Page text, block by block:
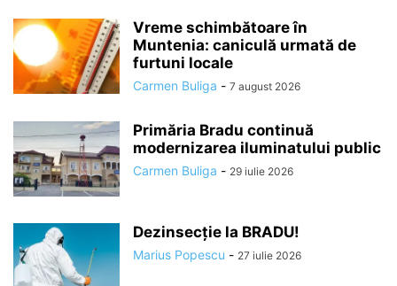
Vreme schimbătoare în
Muntenia: caniculă urmată de
furtuni locale
Carmen Buliga - 7 august 2026
Primăria Bradu continuă
modernizarea iluminatului public
Carmen Buliga - 29 iulie 2026
Dezinsecție la BRADU!
Marius Popescu - 27 iulie 2026